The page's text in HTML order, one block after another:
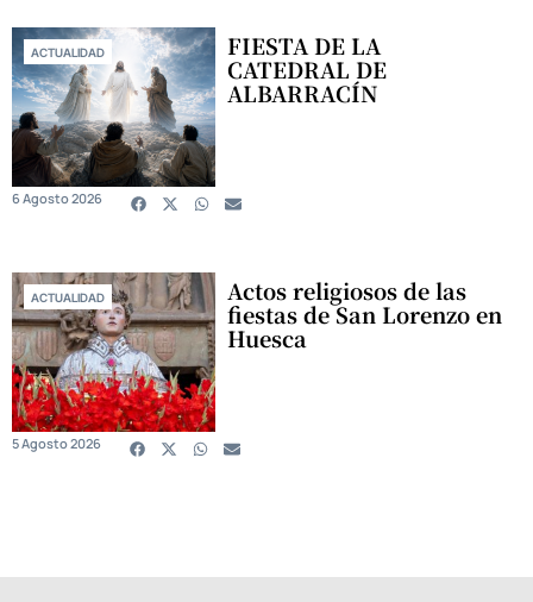
ACTUALIDAD FIESTA DE LA
CATEDRAL DE
ALBARRACÍN
6 Agosto 2026
ACTUALIDAD Actos religiosos de las
fiestas de San Lorenzo en
Huesca
5 Agosto 2026